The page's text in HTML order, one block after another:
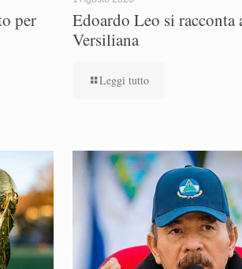
per
Edoardo Leo si racconta
Versiliana
Leggi tutto